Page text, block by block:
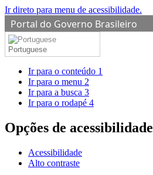
Ir direto para menu de acessibilidade.
Portal do Governo Brasileiro
Portuguese
Ir para o conteúdo 1
Ir para o menu 2
Ir para a busca 3
Ir para o rodapé 4
Opções de acessibilidade
Acessibilidade
Alto contraste